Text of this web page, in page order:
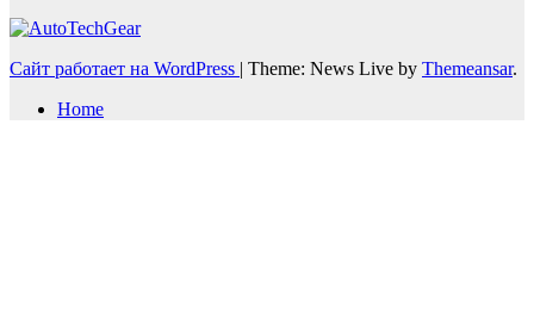
Сайт работает на WordPress | Theme: News Live by Themeansar.
Home